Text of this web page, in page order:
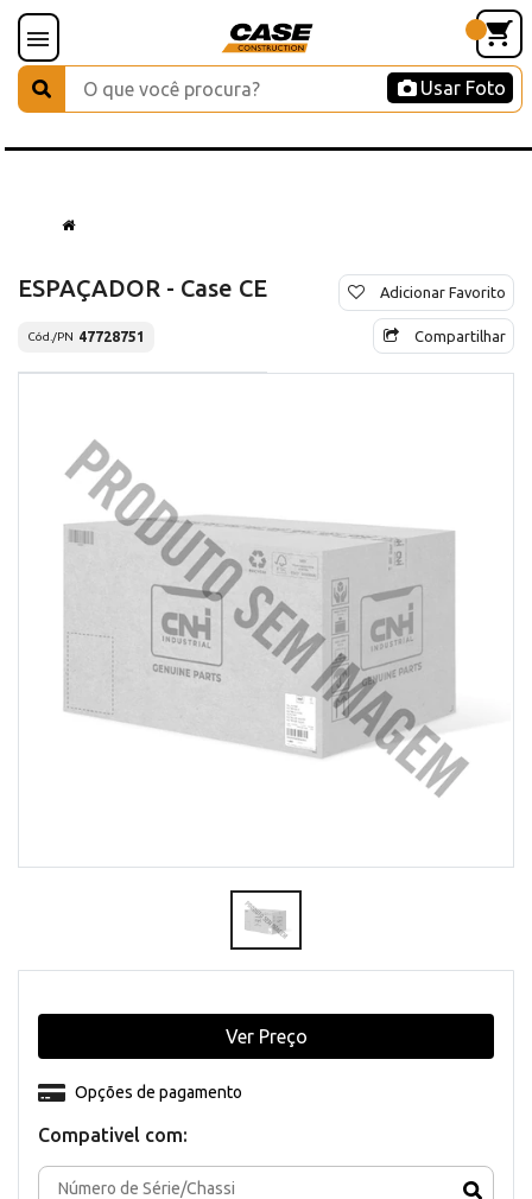
Usar Foto
ESPAÇADOR - Case CE
Cód./PN 47728751
Adicionar Favorito
Compartilhar
Compativel com:
Opções de pagamento
Ver Preço